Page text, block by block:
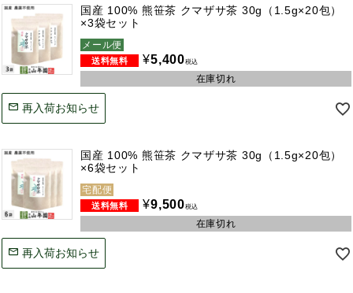
国産 100% 熊笹茶 クマザサ茶 30g（1.5g×20包）
×3袋セット
メール便
¥5,400税込
在庫切れ
再入荷お知らせ
国産 100% 熊笹茶 クマザサ茶 30g（1.5g×20包）
×6袋セット
宅配便
¥9,500税込
在庫切れ
再入荷お知らせ